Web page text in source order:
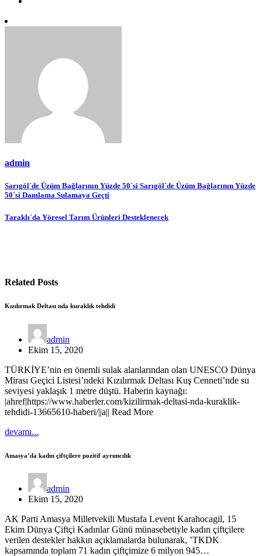
admin
Yazı
gezinmesi
Sarıgöl`de Üzüm Bağlarının Yüzde 50`si Sarıgöl`de Üzüm Bağlarının Yüzde
50`si Damlama Sulamaya Geçti
Taraklı`da Yöresel Tarım Ürünleri Desteklenecek
Related Posts
Kızılırmak Deltası nda kuraklık tehdidi
admin
Ekim 15, 2020
TÜRKİYE’nin en önemli sulak alanlarından olan UNESCO Dünya
Mirası Geçici Listesi’ndeki Kızılırmak Deltası Kuş Cenneti’nde su
seviyesi yaklaşık 1 metre düştü. Haberin kaynağı:
|ahref|https://www.haberler.com/kizilirmak-deltasi-nda-kuraklik-
tehdidi-13665610-haberi/||a|| Read More
devamı...
Amasya’da kadın çiftçilere pozitif ayrımcılık
admin
Ekim 15, 2020
AK Parti Amasya Milletvekili Mustafa Levent Karahocagil, 15
Ekim Dünya Çiftçi Kadınlar Günü münasebetiyle kadın çiftçilere
verilen destekler hakkın açıklamalarda bulunarak, ’TKDK
kapsamında toplam 71 kadın çiftçimize 6 milyon 945…